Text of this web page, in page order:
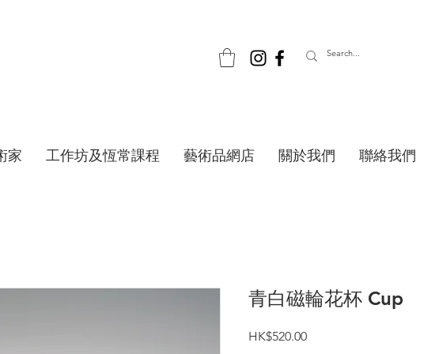
家 工作坊及恆常課程 藝術品網店 關於我們 聯絡我們
青白磁輪花杯 Cup
HK$520.00價